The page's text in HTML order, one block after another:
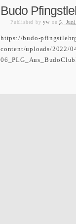
Budo
Published by yw on 5.
https://budo-
content/uploads/2022/